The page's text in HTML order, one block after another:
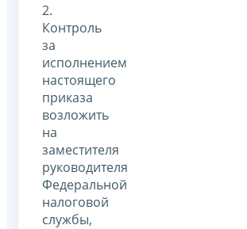
2.
Контроль
за
исполнением
настоящего
приказа
возложить
на
заместителя
руководителя
Федеральной
налоговой
службы,